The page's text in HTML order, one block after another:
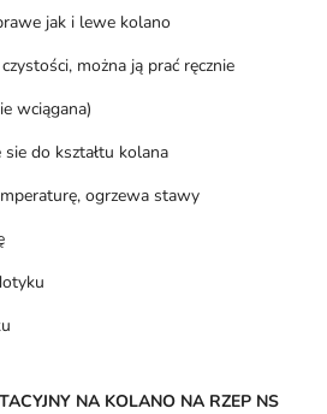
jak i lewe kolano
można ją prać ręcznie
wciągana)
do kształtu kolana
ogrzewa stawy
NA KOLANO NA RZEP NS